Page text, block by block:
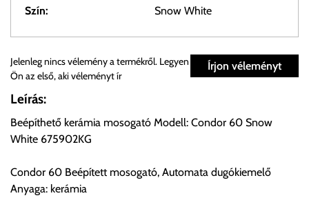
Szín:
Snow White
Személyes átvétel:
Önnek lehetősége van rendelését a beérkezést követően
ingyenesen átvenni Budapesti Cégcsoportunk Stúdiójában
előre egyeztetett időpontban.
Írjon véleményt
Jelenleg nincs vélemény a termékről. Legyen
Ön az első, aki véleményt ír
Leírás:
Beépíthető kerámia mosogató Modell: Condor 60 Snow
White 675902KG
Condor 60 Beépített mosogató, Automata dugókiemelő
Anyaga: kerámia